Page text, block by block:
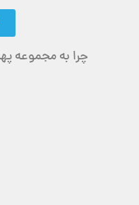
چرا به مجموعه